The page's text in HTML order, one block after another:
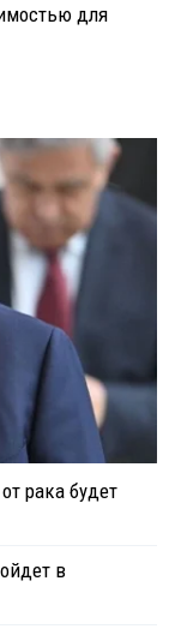
для
рака будет
в